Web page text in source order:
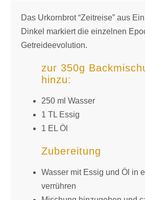
Das Urkornbrot “Zeitreise” aus
Dinkel markiert die einzelnen
Getreideevolution.
zur 350g
hinzu:
250 ml Wasser
1 TL Essig
1 EL Öl
Zubereitung
Wasser mit Essig und Öl in
verrühren